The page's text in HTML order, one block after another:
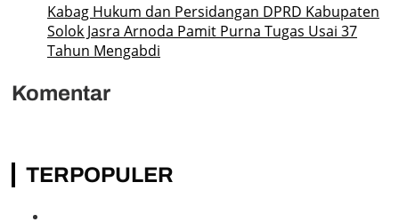
Kabag Hukum dan Persidangan DPRD Kabupaten
Solok Jasra Arnoda Pamit Purna Tugas Usai 37
Tahun Mengabdi
Komentar
TERPOPULER